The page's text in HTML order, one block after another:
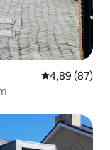
Gemiddelde
4,89 (87)